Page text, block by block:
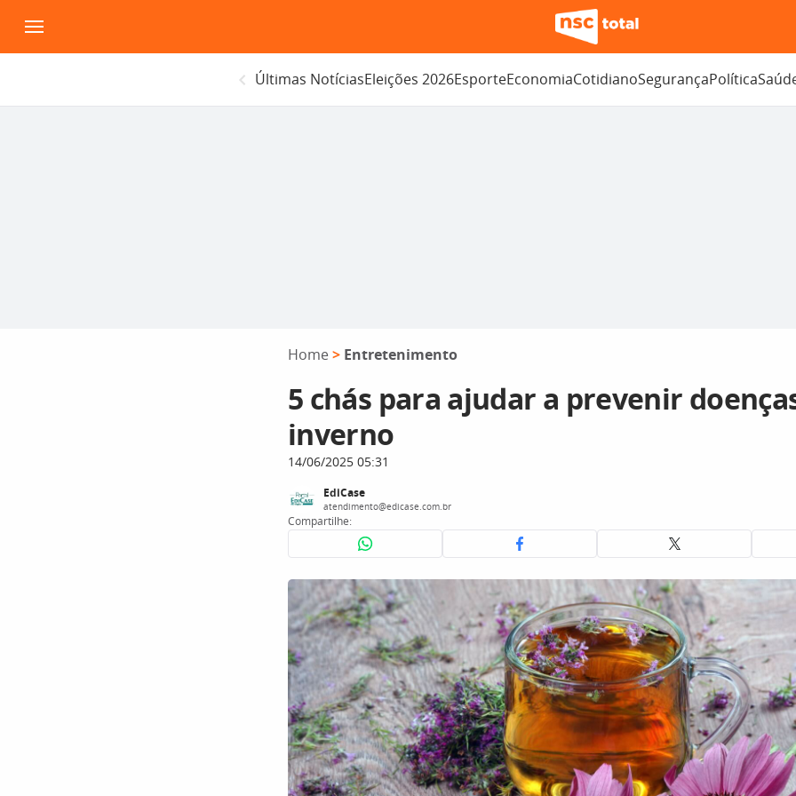
para
o
Últimas NotíciasEleições 2026EsporteEconomiaCotidianoSegurançaPolítica
Home > Entretenimento
5 chás para ajudar a prevenir
inverno
14/06/2025 05:31
EdiCase
atendimento@edicase.com.br
Compartilhe: